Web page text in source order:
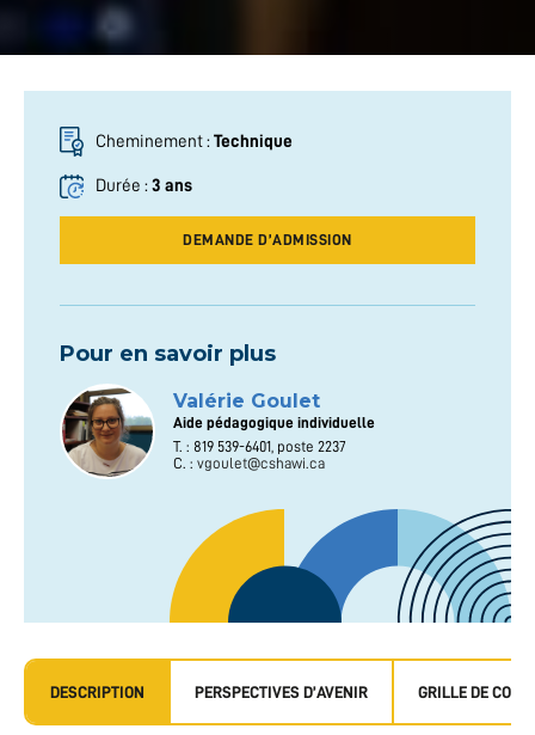
Cheminement : Technique
Durée : 3 ans
DEMANDE D’ADMISSION
Pour en savoir plus
Valérie Goulet
Aide pédagogique individuelle
T. : 819 539-6401, poste 2237
C. : vgoulet@cshawi.ca
DESCRIPTION PERSPECTIVES D’AVENIR GRILLE DE